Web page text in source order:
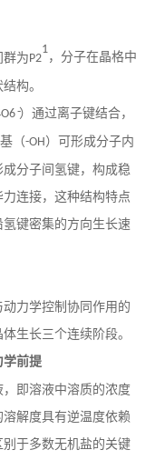
群为P2
1
，分子在晶格中
构。
-）通过离子键结合，
（-OH）可形成分子内
分子间氢键，构成稳
连接，这种结构特点
键密集的方向生长速
力学控制协同作用的
生长三个连续阶段。
学前提
即溶液中溶质的浓度
解度具有逆温度依赖
于多数无机盐的关键